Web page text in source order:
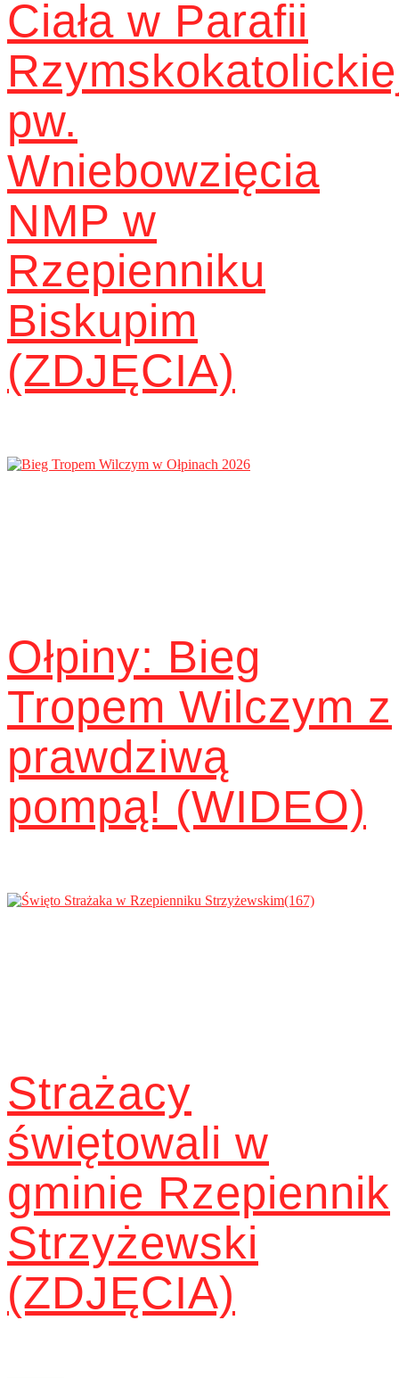
Ciała w Parafii
pw.
Wniebowzięcia
NMP w
Rzepienniku
Biskupim
(ZDJĘCIA)
Ołpiny: Bieg
Tropem Wilczym z
prawdziwą
pompą! (WIDEO)
Strażacy
świętowali w
gminie Rzepiennik
Strzyżewski
(ZDJĘCIA)